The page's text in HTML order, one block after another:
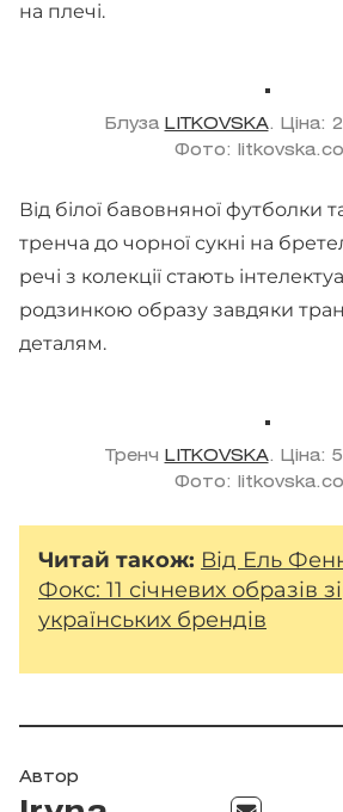
на плечі.
Блуза LITKOVSKA. Ціна:
Фото:
Від білої бавовняної футболки
тренча до чорної сукні на
речі з колекції стають
родзинкою образу завдяки
деталям.
Тренч LITKOVSKA. Ціна:
Фото:
Читай також: Від Ель
Фокс: 11 січневих образів
українських брендів
Автор